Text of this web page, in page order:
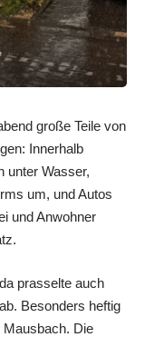
große Teile von
Innerhalb
unter Wasser,
um, und Autos
und Anwohner
prasselte auch
Besonders heftig
Mausbach. Die